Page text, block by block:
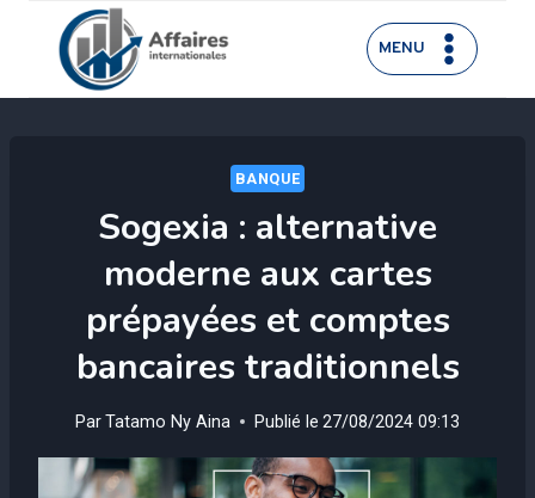
contenu
MENU
BANQUE
Sogexia : alternative
moderne aux cartes
prépayées et comptes
bancaires traditionnels
ParTatamo Ny Aina Publié le 27/08/2024 09:13